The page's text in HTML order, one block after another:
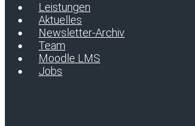
Leistungen
Aktuelles
Newsletter-Archiv
Team
Moodle LMS
Jobs